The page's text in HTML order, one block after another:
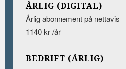
ÅRLIG (DIGITAL)
Årlig abonnement på nettavis
1140 kr /år
BEDRIFT (ÅRLIG)